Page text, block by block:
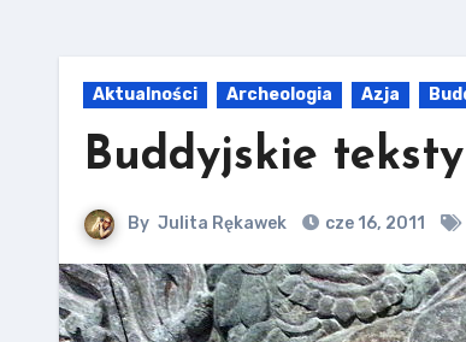
Aktualności Archeologia Azja
Buddyjskie
By Julita Rękawek cze 16, 2011